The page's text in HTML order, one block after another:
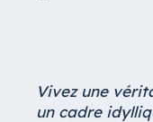
Vivez une
un cadre